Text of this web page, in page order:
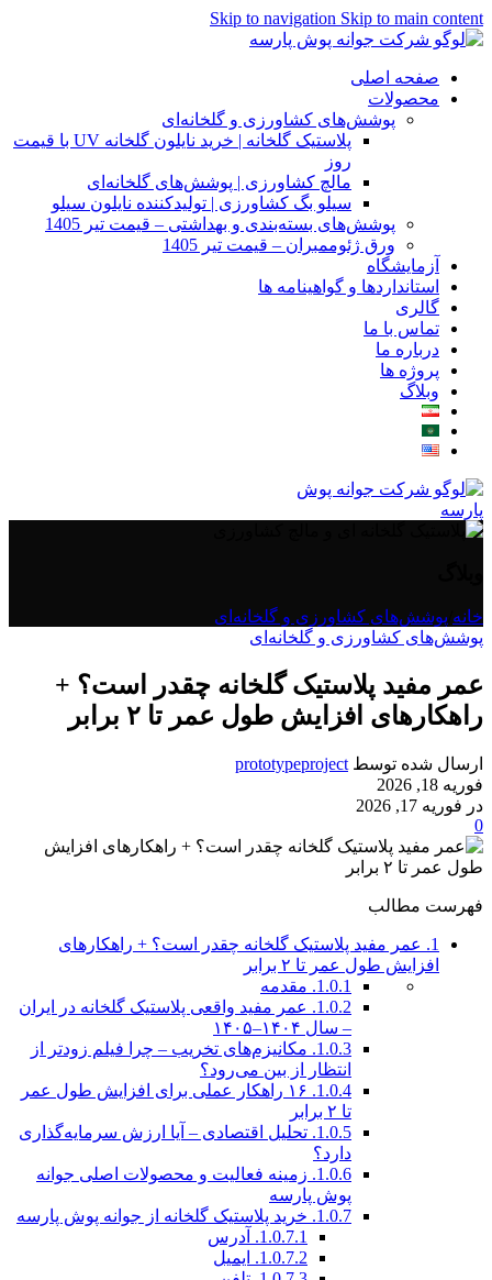
Skip to navigation Skip to main content
صفحه اصلی
محصولات
پوشش‌های کشاورزی و گلخانه‌ای
پلاستیک گلخانه | خرید نایلون گلخانه UV با قیمت
روز
مالچ کشاورزی | پوشش‌های گلخانه‌ای
سیلو بگ کشاورزی | تولیدکننده نایلون سیلو
پوشش‌های بسته‌بندی و بهداشتی – قیمت تیر 1405
ورق ژئوممبران – قیمت تیر 1405
آزمایشگاه
استانداردها و گواهینامه ها
گالری
تماس با ما
درباره ما
پروژه ها
وبلاگ
خانه پوشش‌های کشاورزی و گلخانه‌ای
پوشش‌های کشاورزی و گلخانه‌ای
عمر مفید پلاستیک گلخانه چقدر است؟ +
راهکارهای افزایش طول عمر تا ۲ برابر
ارسال شده توسط prototypeproject
فوریه 18, 2026
در فوریه 17, 2026
0
فهرست مطالب
1.
عمر مفید پلاستیک گلخانه چقدر است؟ + راهکارهای
افزایش طول عمر تا ۲ برابر
1.0.1. مقدمه
1.0.2.
عمر مفید واقعی پلاستیک گلخانه در ایران
– سال ۱۴۰۴–۱۴۰۵
1.0.3. مکانیزم‌های تخریب – چرا فیلم زودتر از
انتظار از بین می‌رود؟
1.0.4.
۱۶ راهکار عملی برای افزایش طول عمر
تا ۲ برابر
1.0.5. تحلیل اقتصادی – آیا ارزش سرمایه‌گذاری
دارد؟
1.0.6. زمینه فعالیت و محصولات اصلی جوانه
پوش پارسه
1.0.7. خرید پلاستیک گلخانه از جوانه پوش پارسه
1.0.7.1.
آدرس
1.0.7.2.
ایمیل